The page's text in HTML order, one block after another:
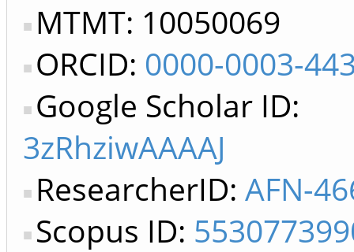
MTMT: 10050069
ORCID: 0000-0003-
Google Scholar ID:
3zRhziwAAAAJ
ResearcherID: AFN-
Scopus ID: